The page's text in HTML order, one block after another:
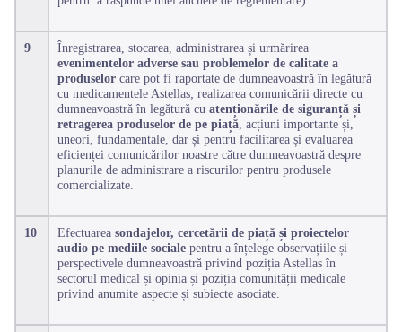
9
Înregistrarea, stocarea, administrarea și urmărirea
evenimentelor adverse sau problemelor de calitate a
produselor care pot fi raportate de dumneavoastră în legătură
cu medicamentele Astellas; realizarea comunicării directe cu
dumneavoastră în legătură cuatenționările de siguranță și
retragerea produselor de pe piață , acțiuni importante și,
uneori, fundamentale, dar și pentru facilitarea și evaluarea
eficienței comunicărilor noastre către dumneavoastră despre
planurile de administrare a riscurilor pentru produsele
comercializate.
10 Efectuareasondajelor, cercetării de piață și proiectelor
audio pe mediile socialepentru a înțelege observațiile și
perspectivele dumneavoastră privind poziția Astellas în
sectorul medical și opinia și poziția comunității medicale
privind anumite aspecte și subiecte asociate.